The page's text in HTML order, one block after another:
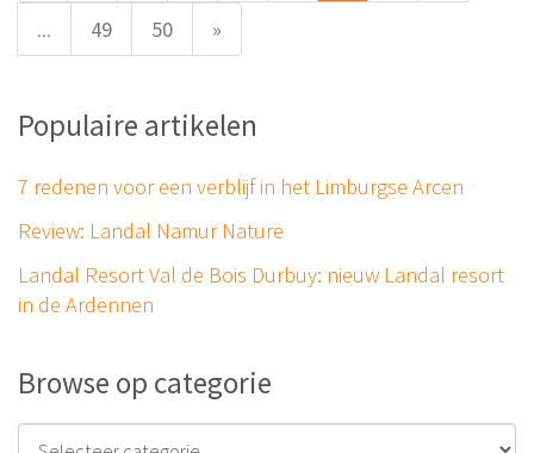
...
49 50 »
Populaire artikelen
7 redenen voor een verblijf in het Limburgse Arcen
Review: Landal Namur Nature
Landal Resort Val de Bois Durbuy: nieuw Landal resort
in de Ardennen
Browse op categorie